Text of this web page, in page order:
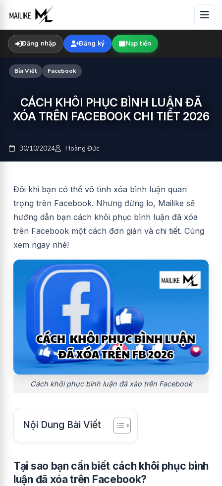
content
Đăng nhập Đăng ký Nạp tiền
Bài Viết Facebook
CÁCH KHÔI PHỤC BÌNH LUẬN ĐÃ
XÓA TRÊN FACEBOOK CHI TIẾT 2026
30/10/2024 Hoàng Đức
Đôi khi bạn có thể vô tình xóa bình luận quan
trọng trên Facebook. Nhưng đừng lo, Mailike sẽ
hướng dẫn bạn cách khôi phục bình luận đã xóa
trên Facebook một cách đơn giản và chi tiết. Cùng
xem ngay nhé!
Cách khôi phục bình luận đã xáo trên Facebook
Nội Dung Bài Viết
Tại sao bạn cần biết cách khôi phục bình
luận đã xóa trên Facebook?